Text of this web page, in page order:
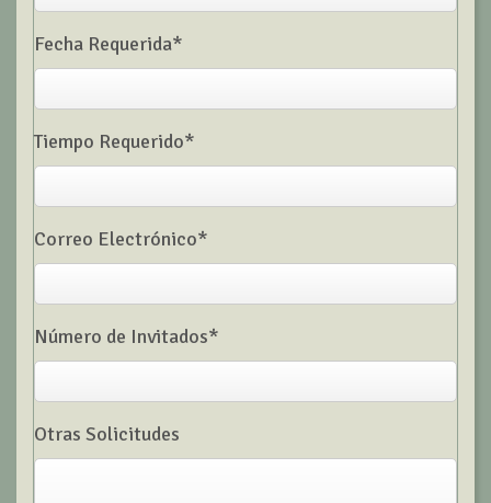
Fecha Requerida*
Tiempo Requerido*
Correo Electrónico*
Número de Invitados*
Otras Solicitudes